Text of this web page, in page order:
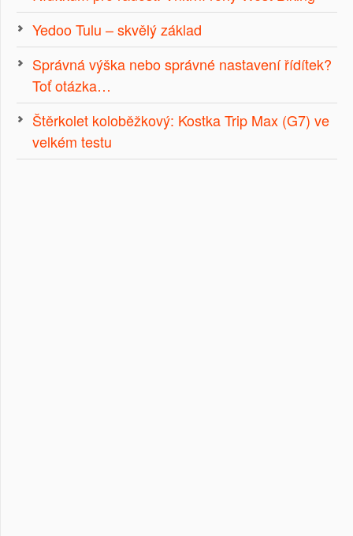
Yedoo Tulu – skvělý základ
Správná výška nebo správné nastavení řídítek?
Toť otázka…
Štěrkolet koloběžkový: Kostka Trip Max (G7) ve
velkém testu